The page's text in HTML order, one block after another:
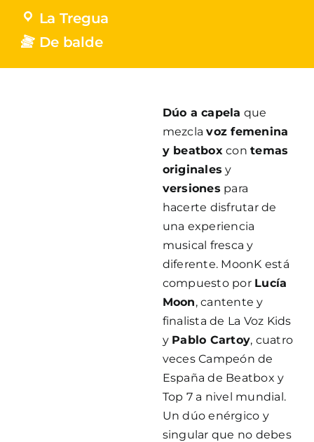
La Tregua
De balde
Dúo a capela que
mezclavoz femenina
y beatboxcontemas
originales y
versiones para
hacerte disfrutar de
una experiencia
musical fresca y
diferente. MoonK está
compuesto por Lucía
Moon, cantente y
finalista de La Voz Kids
y Pablo Cartoy, cuatro
veces Campeón de
España de Beatbox y
Top 7 a nivel mundial.
Un dúo enérgico y
singular que no debes